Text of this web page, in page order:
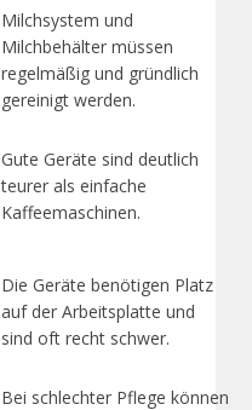
Milchsystem und
Milchbehälter müssen
regelmäßig und gründlich
gereinigt werden.
Gute Geräte sind deutlich
teurer als einfache
Kaffeemaschinen.
Die Geräte benötigen Platz
auf der Arbeitsplatte und
sind oft recht schwer.
Bei schlechter Pflege können